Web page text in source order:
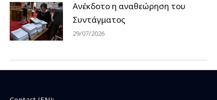
Ανέκδοτο η αναθεώρηση του
Συντάγματος
29/07/2026